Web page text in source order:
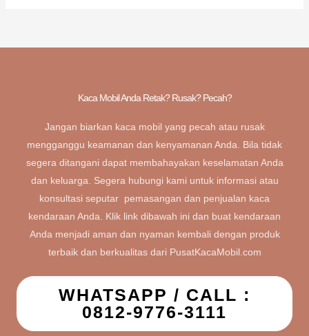
Kaca Mobil Anda Retak? Rusak? Pecah?
Jangan biarkan kaca mobil yang pecah atau rusak
mengganggu keamanan dan kenyamanan Anda. Bila tidak
segera ditangani dapat membahayakan keselamatan Anda
dan keluarga. Segera hubungi kami untuk informasi atau
konsultasi seputar pemasangan dan penjualan kaca
kendaraan Anda. Klik link dibawah ini dan buat kendaraan
Anda menjadi aman dan nyaman kembali dengan produk
terbaik dan berkualitas dari PusatKacaMobil.com
WHATSAPP / CALL :
0812-9776-3111